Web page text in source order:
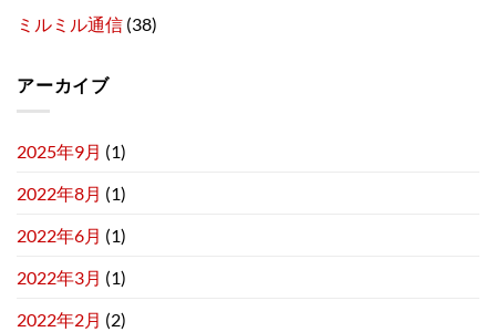
ミルミル通信 (38)
アーカイブ
2025年9月 (1)
2022年8月 (1)
2022年6月 (1)
2022年3月 (1)
2022年2月 (2)